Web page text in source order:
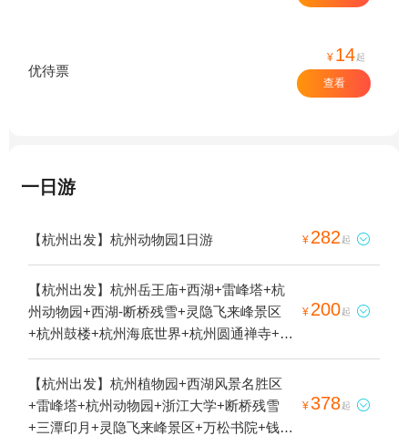
优待票
¥ 14起
查看
一日游
【杭州出发】杭州动物园1日游 ¥ 282 起 
【杭州出发】杭州岳王庙+西湖+雷峰塔+杭
州动物园+西湖-断桥残雪+灵隐飞来峰景区
+杭州鼓楼+杭州海底世界+杭州圆通禅寺+西
溪3D奇幻艺术馆+西溪国家湿地公园+杭州黄
龙洞+杭州花圃+杭州体育馆+杭州剧院+杭州
云曼温泉+西溪草堂+杭州白塔公园+杭州大
剧院+西溪湿地印象摇橹船+西溪庄园+杭州
¥ 200起 
【杭州出发】杭州植物园+西湖风景名胜区
+雷峰塔+杭州动物园+浙江大学+断桥残雪
+三潭印月+灵隐飞来峰景区+万松书院+钱塘
¥378起 